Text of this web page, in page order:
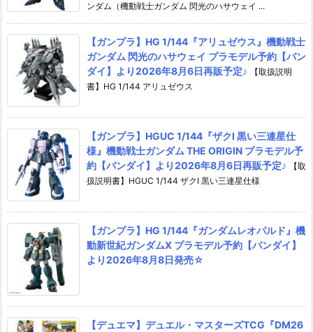
ンダム（機動戦士ガンダム 閃光のハサウェイ ...
【ガンプラ】HG 1/144『アリュゼウス』機動戦士
ガンダム 閃光のハサウェイ プラモデル予約【バン
ダイ】より2026年8月6日再販予定♪
【取扱説明
書】HG 1/144 アリュゼウス
【ガンプラ】HGUC 1/144『ザクI 黒い三連星仕
様』機動戦士ガンダム THE ORIGIN プラモデル予
約【バンダイ】より2026年8月6日再販予定♪
【取
扱説明書】HGUC 1/144 ザクI 黒い三連星仕様
【ガンプラ】HG 1/144『ガンダムレオパルド』機
動新世紀ガンダムX プラモデル予約【バンダイ】
より2026年8月8日発売☆
【デュエマ】デュエル・マスターズTCG『DM26